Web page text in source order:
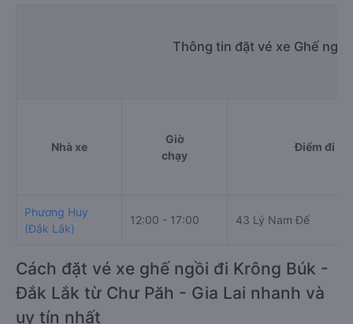
Thông tin đặt vé xe Ghế
Nhà xe
Giờ
chạy
Điểm đi
Phương Huy
(Đắk Lắk)
12:00 - 17:00 43 Lý Nam Đế
Cách đặt vé xe ghế ngồi đi Krông Búk -
Đắk Lắk từ Chư Păh - Gia Lai nhanh và
uy tín nhất